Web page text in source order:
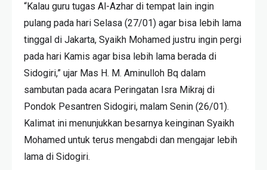
“Kalau guru tugas Al-Azhar di tempat lain ingin
pulang pada hari Selasa (27/01) agar bisa lebih lama
tinggal di Jakarta, Syaikh Mohamed justru ingin pergi
pada hari Kamis agar bisa lebih lama berada di
Sidogiri,” ujar Mas H. M. Aminulloh Bq dalam
sambutan pada acara Peringatan Isra Mikraj di
Pondok Pesantren Sidogiri, malam Senin (26/01).
Kalimat ini menunjukkan besarnya keinginan Syaikh
Mohamed untuk terus mengabdi dan mengajar lebih
lama di Sidogiri.